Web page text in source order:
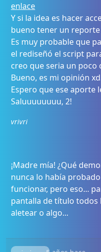
enlace
Y si la idea es hacer
bueno tener un
Es muy probable que
el rediseñó el script
creo que seria un poco
Bueno, es mi opinión
Espero que ese aporte
Saluuuuuuuu, 2!
vrivri
¡Madre mía! ¿Qué
nunca lo había
funcionar, pero eso...
pantalla de título todos
aletear o algo...